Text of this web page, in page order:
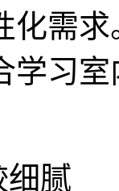
化需
学习
细腻